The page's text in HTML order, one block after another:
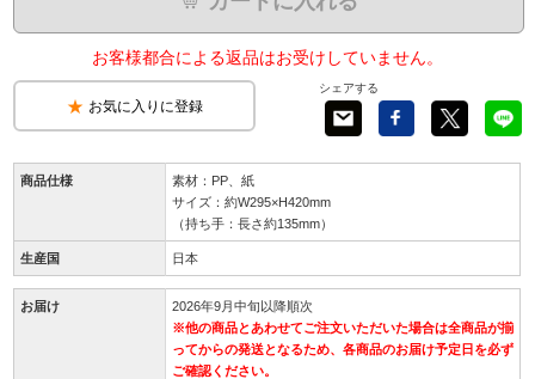
お客様都合による返品はお受けしていません。
お気に入りに登録
シェアする
商品仕様
素材：PP、紙
サイズ：約W295×H420mm
（持ち手：長さ約135mm）
生産国 日本
お届け
2026年9月中旬以降順次
※他の商品とあわせてご注文いただいた場合は全商品が揃
ってからの発送となるため、各商品のお届け予定日を必ず
ご確認ください。